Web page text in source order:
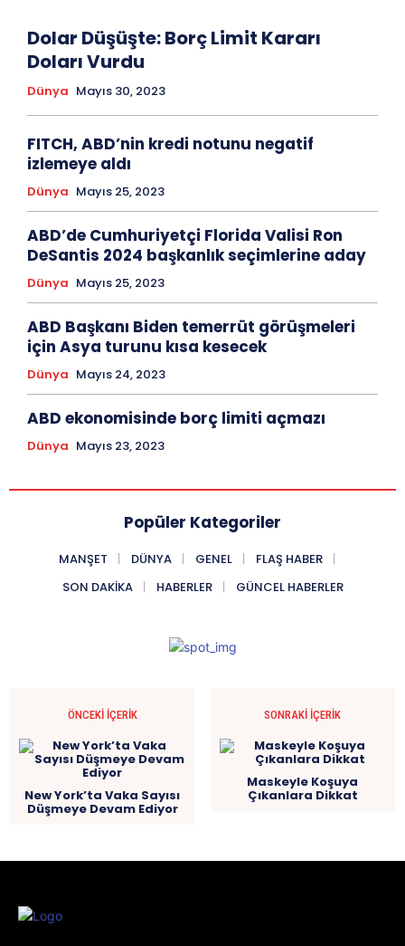
Dolar Düşüşte: Borç Limit Kararı
Doları Vurdu
Dünya Mayıs 30, 2023
FITCH, ABD’nin kredi notunu negatif
izlemeye aldı
Dünya Mayıs 25, 2023
ABD’de Cumhuriyetçi Florida Valisi Ron
DeSantis 2024 başkanlık seçimlerine aday
Dünya Mayıs 25, 2023
ABD Başkanı Biden temerrüt görüşmeleri
için Asya turunu kısa kesecek
Dünya Mayıs 24, 2023
ABD ekonomisinde borç limiti açmazı
Dünya Mayıs 23, 2023
Popüler Kategoriler
MANŞET DÜNYA GENEL
FLAŞ HABER
SON DAKIKA
HABERLER GÜNCEL HABERLER
ÖNCEKI İÇERIK
New York’ta Vaka Sayısı
Düşmeye Devam Ediyor
SONRAKI İÇERIK
Maskeyle Koşuya
Çıkanlara Dikkat